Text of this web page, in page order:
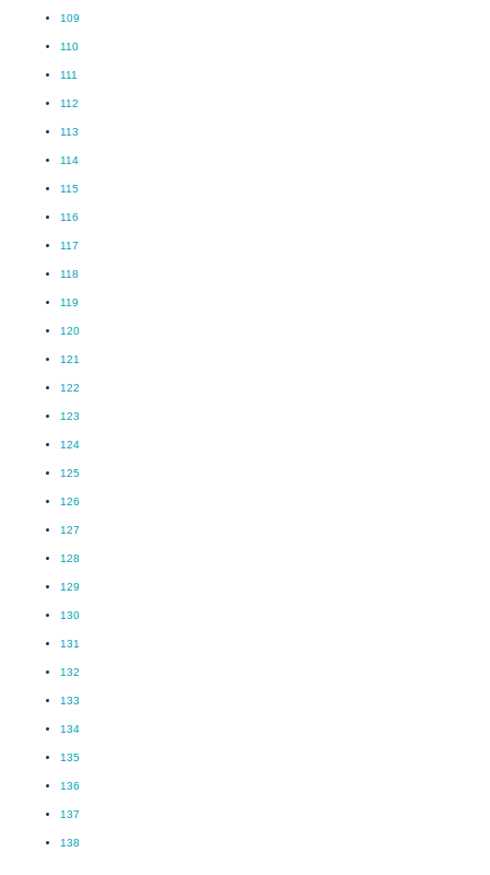
109
110
111
112
113
114
115
116
117
118
119
120
121
122
123
124
125
126
127
128
129
130
131
132
133
134
135
136
137
138